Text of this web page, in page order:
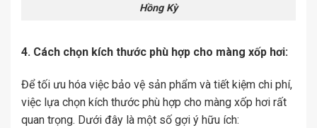
Hồng Kỳ
4. Cách chọn kích thước phù hợp cho màng xốp hơi:
Để tối ưu hóa việc bảo vệ sản phẩm và tiết kiệm chi phí,
việc lựa chọn kích thước phù hợp cho màng xốp hơi rất
quan trọng. Dưới đây là một số gợi ý hữu ích: